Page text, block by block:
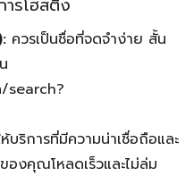
ารโฮสติ้ง
ควรเป็นชื่อที่จดจำง่าย สั้น
search?
บริการที่มีความน่าเชื่อถือและ
องคุณโหลดเร็วและไม่ล่ม